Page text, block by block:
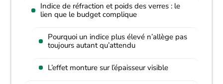
Indice de réfraction et poids des verres : le
lien que le budget complique
Pourquoi un indice plus élevé n’allège pas
toujours autant qu’attendu
L’effet monture sur l’épaisseur visible